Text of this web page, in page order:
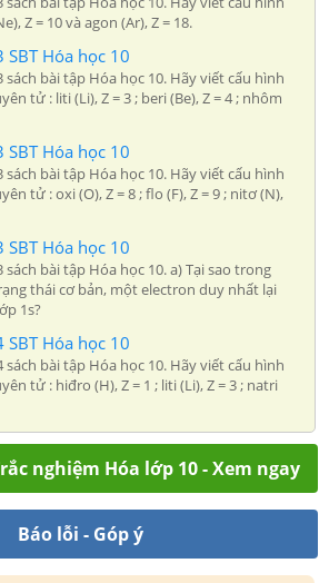
Z = 10 và agon (Ar), Z = 18.
Hóa học 10
sách bài tập Hóa học 10. Hãy viết cấu hình
tử : liti (Li), Z = 3 ; beri (Be), Z = 4 ; nhôm
Hóa học 10
sách bài tập Hóa học 10. Hãy viết cấu hình
tử : oxi (O), Z = 8 ; flo (F), Z = 9 ; nitơ (N),
Hóa học 10
sách bài tập Hóa học 10. a) Tại sao trong
thái cơ bản, một electron duy nhất lại
1s?
Hóa học 10
sách bài tập Hóa học 10. Hãy viết cấu hình
tử : hiđro (H), Z = 1 ; liti (Li), Z = 3 ; natri
nghiệm Hóa lớp 10 - Xem ngay
Báo lỗi - Góp ý